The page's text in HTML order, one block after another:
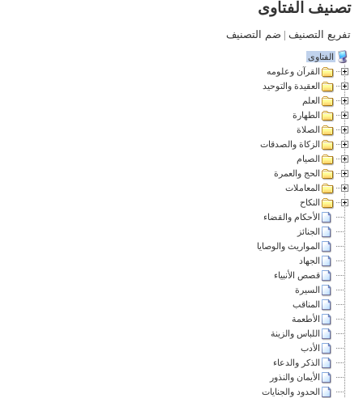
تصنيف الفتاوى
تفريع التصنيف | ضم التصنيف
الفتاوى
القرآن وعلومه
العقيدة والتوحيد
العلم
الطهارة
الصلاة
الزكاة والصدقات
الصيام
الحج والعمرة
المعاملات
النكاح
الأحكام والقضاء
الجنائز
المواريث والوصايا
الجهاد
قصص الأنبياء
السيرة
المناقب
الأطعمة
اللباس والزينة
الأدب
الذكر والدعاء
الأيمان والنذور
الحدود والجنايات